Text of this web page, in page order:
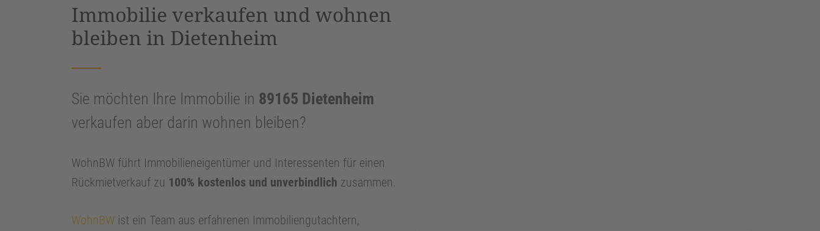
Immobilie verkaufen und wohnen
bleiben in Dietenheim
Sie möchten Ihre Immobilie in 89165 Dietenheim
verkaufen aber darin wohnen bleiben?
WohnBW führt Immobilieneigentümer und Interessenten für einen
Rückmietverkauf zu 100% kostenlos und unverbindlich zusammen.
WohnBW ist ein Team aus erfahrenen Immobiliengutachtern,